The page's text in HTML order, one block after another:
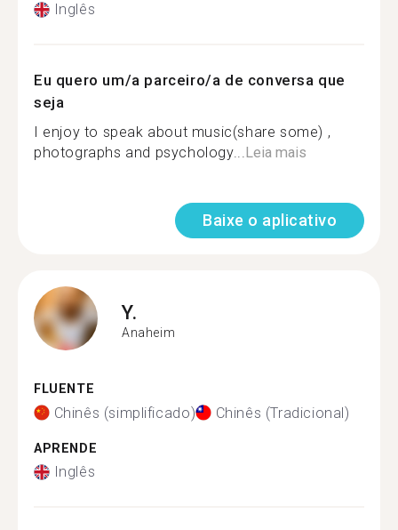
Inglês
Eu quero um/a parceiro/a de conversa que
seja
I enjoy to speak about music(share some) ,
photographs and psychology...Leia mais
Baixe o aplicativo
Y.
Anaheim
FLUENTE
Chinês (simplificado) Chinês (Tradicional)
APRENDE
Inglês